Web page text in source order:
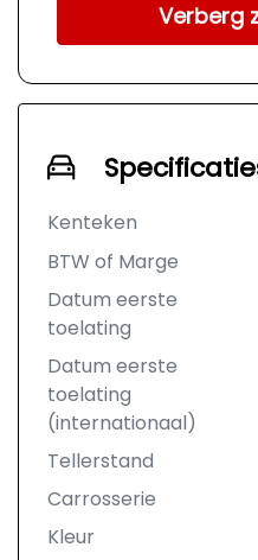
Verberg
Kenteken
BTW of Marge
Datum eerste
toelating
Datum eerste
toelating
(internationaal)
Tellerstand
Carrosserie
Kleur